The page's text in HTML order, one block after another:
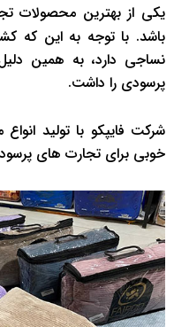
یکی از بهترین محصولات
باشد. با توجه به این که
نساجی دارد، به همین
پرسودی را داشت.
شرکت فایپکو با تولید
خوبی برای تجارت های